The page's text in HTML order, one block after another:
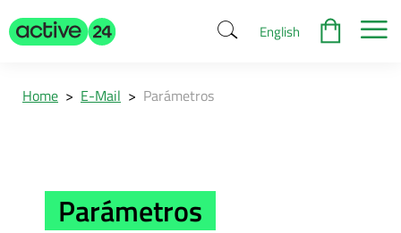
English
Home > E-Mail > Parámetros
Parámetros